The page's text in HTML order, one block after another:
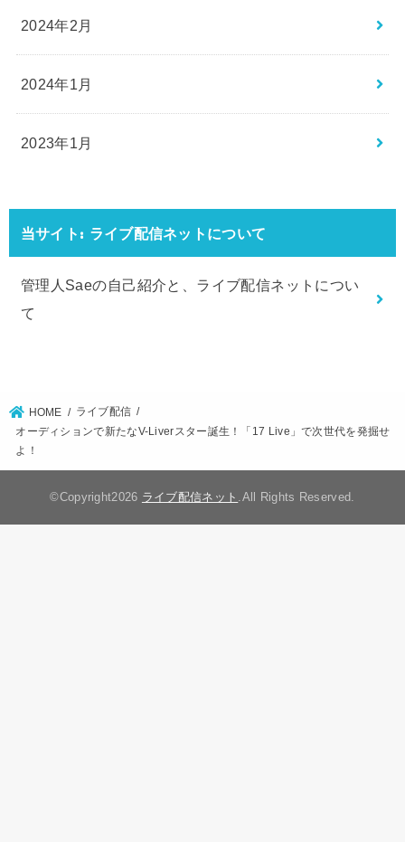
2024年2月
2024年1月
2023年1月
当サイト: ライブ配信ネットについて
管理人Saeの自己紹介と、ライブ配信ネットについ
て
HOME
ライブ配信
オーディションで新たなV-Liverスター誕生！「17 Live」で次世代を発掘せ
よ！
©Copyright2026 ライブ配信ネット .All Rights Reserved.